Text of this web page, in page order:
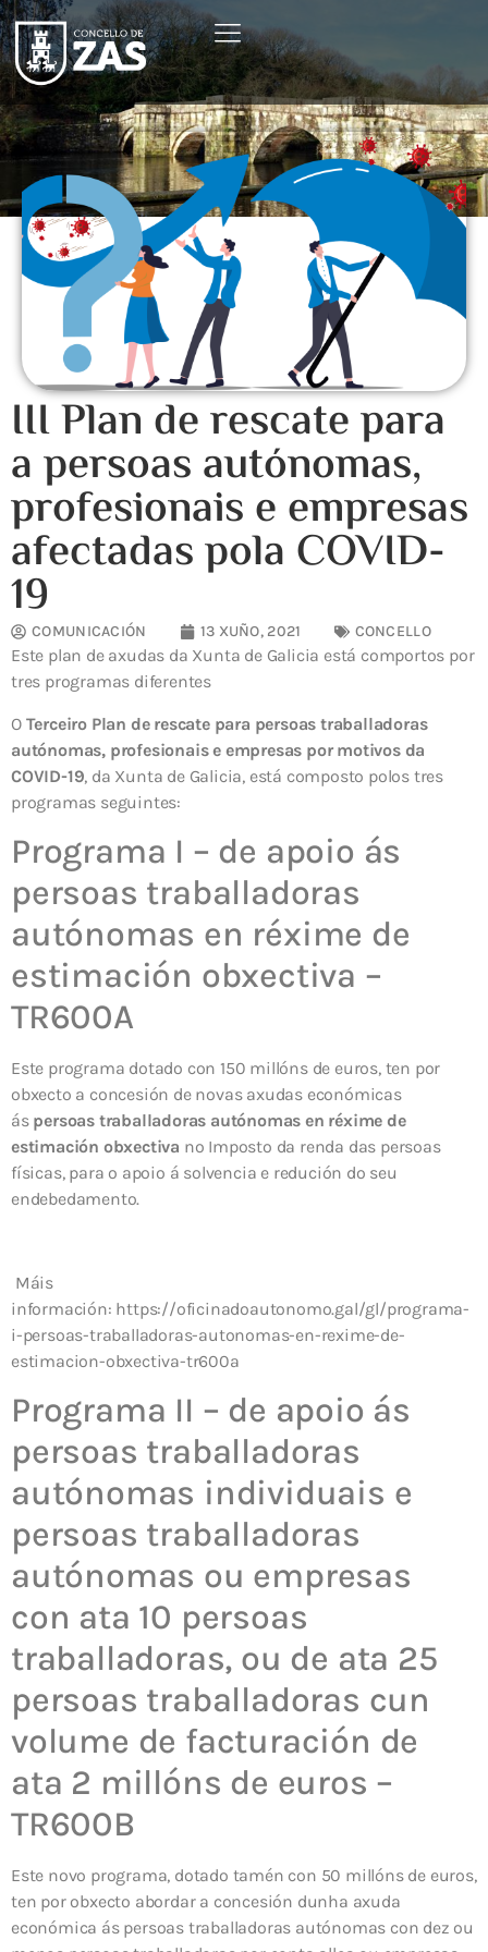
III Plan de rescate para
a persoas autónomas,
profesionais e empresas
afectadas pola COVID-
19COMUNICACIÓN 13 XUÑO, 2021 CONCELLO
Este plan de axudas da Xunta de Galicia está comportos por
tres programas diferentes
O Terceiro Plan de rescate para persoas traballadoras
autónomas, profesionais e empresas por motivos da
COVID-19, da Xunta de Galicia, está composto polos tres
programas seguintes:
Programa I – de apoio ás
persoas traballadoras
autónomas en réxime de
estimación obxectiva –
TR600A
Este programa dotado con 150 millóns de euros, ten por
obxecto a concesión de novas axudas económicas
ás persoas traballadoras autónomas en réxime de
estimación obxectiva no Imposto da renda das persoas
físicas, para o apoio á solvencia e redución do seu
endebedamento.
Máis
información: https://oficinadoautonomo.gal/gl/programa-
i-persoas-traballadoras-autonomas-en-rexime-de-
estimacion-obxectiva-tr600a
Programa II – de apoio ás
persoas traballadoras
autónomas individuais e
persoas traballadoras
autónomas ou empresas
con ata 10 persoas
traballadoras, ou de ata 25
persoas traballadoras cun
volume de facturación de
ata 2 millóns de euros –
TR600B
Este novo programa, dotado tamén con 50 millóns de euros,
ten por obxecto abordar a concesión dunha axuda
económica ás persoas traballadoras autónomas con dez ou